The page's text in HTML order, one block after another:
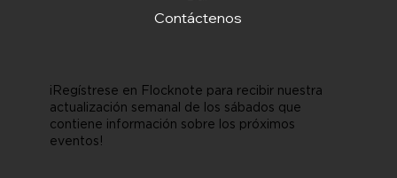
Contáctenos
¡Regístrese en Flocknote para recibir nuestra
actualización semanal de los sábados que
contiene información sobre los próximos
eventos!